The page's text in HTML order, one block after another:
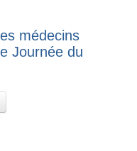
médecins
Journée du